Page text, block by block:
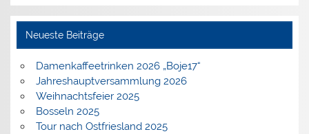
Neueste Beiträge
Damenkaffeetrinken 2026 „Boje17“
Jahreshauptversammlung 2026
Weihnachtsfeier 2025
Bosseln 2025
Tour nach Ostfriesland 2025